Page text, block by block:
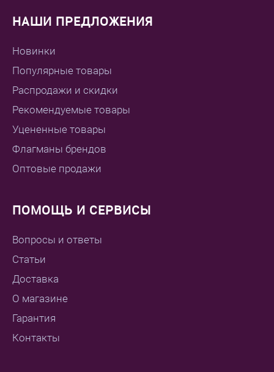
НАШИ ПРЕДЛОЖЕНИЯ
Новинки
Популярные товары
Распродажи и скидки
Рекомендуемые товары
Уцененные товары
Флагманы брендов
Оптовые продажи
ПОМОЩЬ И СЕРВИСЫ
Вопросы и ответы
Статьи
Доставка
О магазине
Гарантия
Контакты